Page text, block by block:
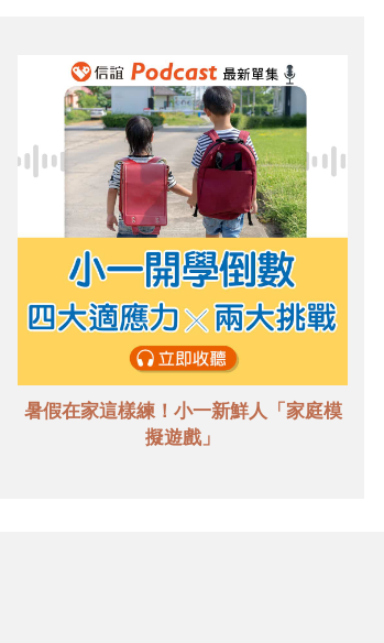
暑假在家這樣練！小一新鮮人「家庭模
擬遊戲」